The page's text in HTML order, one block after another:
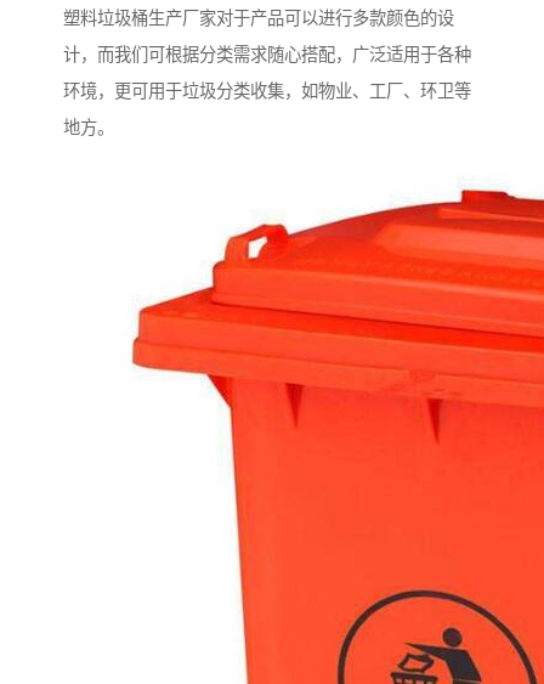
塑料垃圾桶生产厂家对于产品可以进行多款颜色的设
计，而我们可根据分类需求随心搭配，广泛适用于各种
环境，更可用于垃圾分类收集，如物业、工厂、环卫等
地方。